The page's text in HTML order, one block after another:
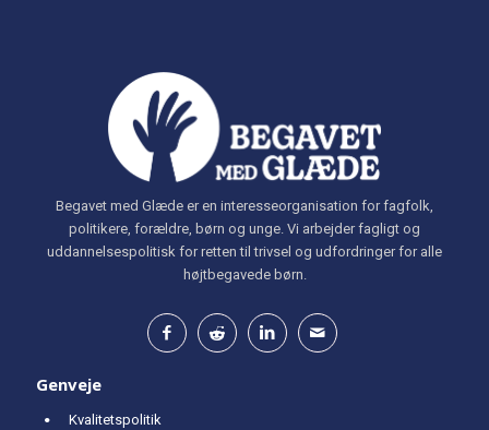
Begavet med Glæde er en interesseorganisation for fagfolk,
politikere, forældre, børn og unge. Vi arbejder fagligt og
uddannelsespolitisk for retten til trivsel og udfordringer for alle
højtbegavede børn.
Genveje
Kvalitetspolitik